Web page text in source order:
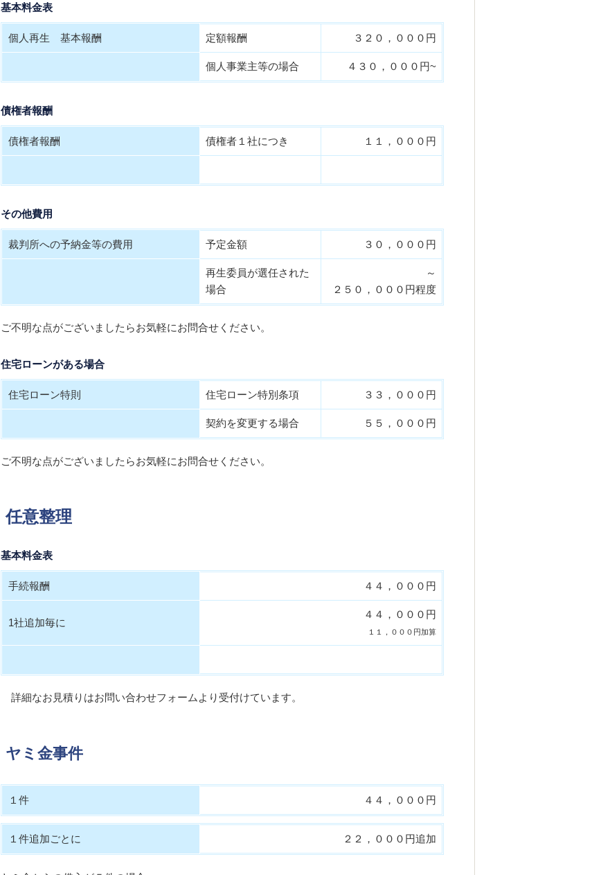
基本料金表
個人再生 基本報酬 定額報酬 ３２０，０００円
個人事業主等の場合 ４３０，０００円~
債権者報酬
債権者報酬 債権者１社につき １１，０００円
その他費用
裁判所への予納金等の費用 予定金額 ３０，０００円
再生委員が選任された
場合
～
２５０，０００円程度
ご不明な点がございましたらお気軽にお問合せください。
住宅ローンがある場合
住宅ローン特則 住宅ローン特別条項 ３３，０００円
契約を変更する場合 ５５，０００円
ご不明な点がございましたらお気軽にお問合せください。
任意整理
基本料金表
手続報酬 ４４，０００円
1社追加毎に
４４，０００円
１１，０００円加算
詳細なお見積りはお問い合わせフォームより受付けています。
ヤミ金事件
１件 ４４，０００円
１件追加ごとに ２２，０００円追加